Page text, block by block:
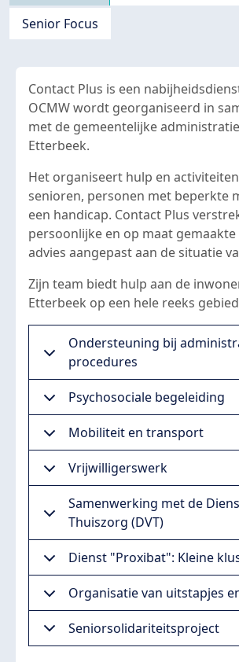
Senior Focus
Contact Plus is een
OCMW wordt georganiseerd in
met de gemeentelijke
Etterbeek.
Het organiseert hulp en
senioren, personen met beperkte
een handicap. Contact Plus
persoonlijke en op maat
advies aangepast aan de situatie
Zijn team biedt hulp aan de
Etterbeek op een hele reeks
Ondersteuning bij
procedures
Psychosociale begeleiding
Mobiliteit en transport
Vrijwilligerswerk
Samenwerking met de
Thuiszorg (DVT)
Dienst "Proxibat": Kleine
Organisatie van uitstapjes
Seniorsolidariteitsproject